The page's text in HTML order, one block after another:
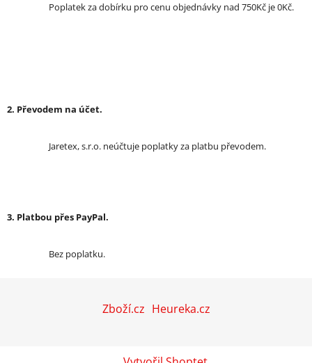
Poplatek za dobírku pro cenu objednávky nad 750Kč je 0Kč.
2. Převodem na účet.
Jaretex, s.r.o. neúčtuje poplatky za platbu převodem.
3. Platbou přes PayPal.
Bez poplatku.
Zboží.cz Heureka.cz